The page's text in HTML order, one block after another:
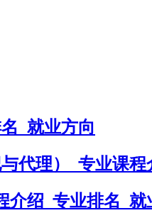
_就业方向
代理）_专业课
介绍_专业排名_就